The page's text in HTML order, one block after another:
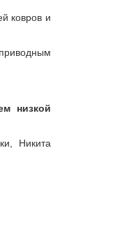
ковров и
низкой
Никита